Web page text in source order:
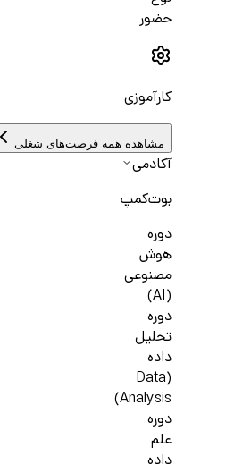
حضور
کارآموزی
مشاهده همه فرصت‌های شغلی
آکادمی
بوت‌کمپ
دوره
هوش
مصنوعی
(AI)
دوره
تحلیل
داده
(Data
Analysis)
دوره
علم
داده